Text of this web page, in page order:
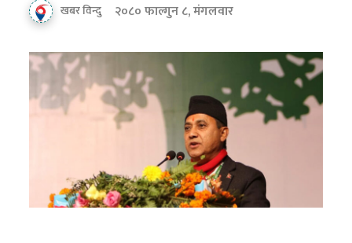
खबर विन्दु २०८० फाल्गुन ८, मंगलवार